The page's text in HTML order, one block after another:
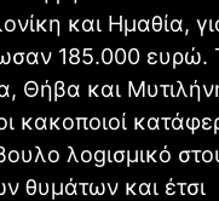
και Ημαθία,
185.000 ευρώ.
Θήβα και
κακοποιοί
λogισμικό
θυμάτων και έτσι